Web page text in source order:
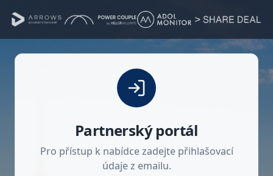
Partnerský portál
Pro přístup k nabídce zadejte přihlašovací
údaje z emailu.